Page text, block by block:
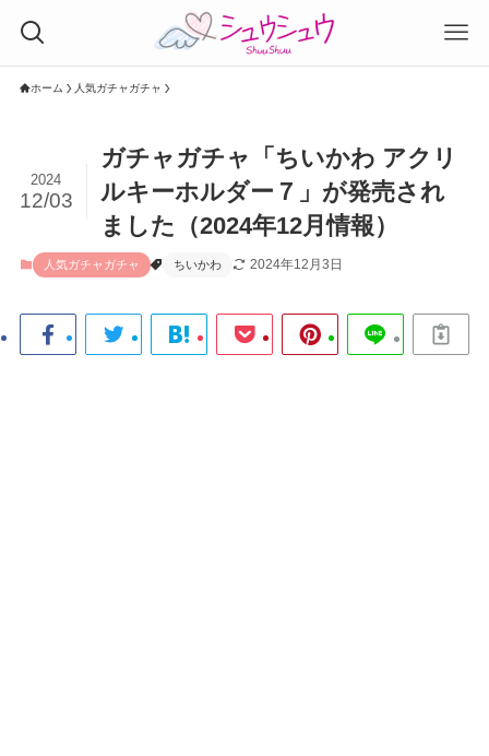
ホーム 人気ガチャガチャ
ガチャガチャ「ちいかわ アクリ
ルキーホルダー７」が発売され
ました（2024年12月情報）
2024
12/03
人気ガチャガチャ ちいかわ 2024年12月3日